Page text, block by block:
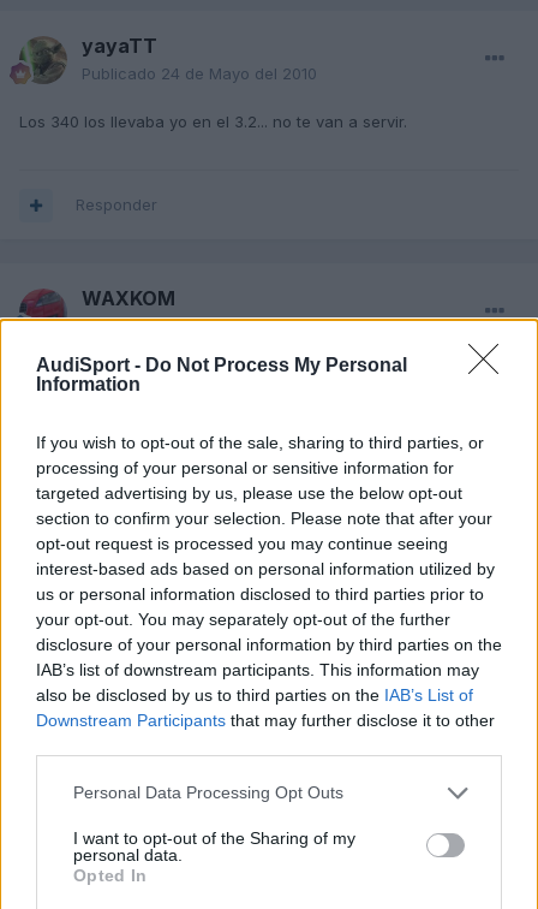
AudiSport - Do Not Process My Personal
Information
If you wish to opt-out of the sale, sharing to third parties, or
processing of your personal or sensitive information for
targeted advertising by us, please use the below opt-out
section to confirm your selection. Please note that after your
opt-out request is processed you may continue seeing
interest-based ads based on personal information utilized by
us or personal information disclosed to third parties prior to
your opt-out. You may separately opt-out of the further
disclosure of your personal information by third parties on the
IAB’s list of downstream participants. This information may
also be disclosed by us to third parties on the IAB’s List of
Downstream Participants that may further disclose it to other
Personal Data Processing Opt Outs
I want to opt-out of the Sharing of my
personal data.
Opted In
yayaTT
Publicado 24 de Mayo del 2010
Los 340 los llevaba yo en el 3.2... no te van a servir.
Responder
WAXKOM
Publicado24 de Mayo del 2010
WAXKOM dijo:
nefascapitis1989 dijo:
TTSalmeria dijo:
la medida de los discos delante es de
345x32mm. saludos
muchas gracias :clap1:
NOOOOOOOOOOOOOOOO!
345x30mm son los del TTS o S3!
340x30mm son del TT3.2!
312x28mm son del TT 2.0 y 1.8
EDITO: 312x25 son del TT 2.0 y 1.8!